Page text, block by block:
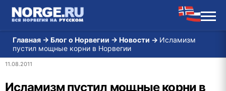
Главная → Блог о Норвегии → Новости → Исламизм
пустил мощные корни в Норвегии
11.08.2011
Исламизм пустил мощные корни в